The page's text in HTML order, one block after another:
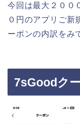
今回は最大２００
０円のアプリご新
ーポンの内訳をみ
7sGoodク